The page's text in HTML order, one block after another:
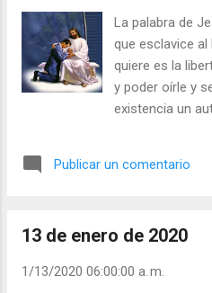
Evangelio en
siempre tuvo
no la detuvo
empresas. San
celestial.
deseaba la
Evangelio y Med...
La palabra de
que esclavice
quiere es la
y poder oírle y
existencia un
Eucaristía
de la
todo su poder
Publicar un comentario
13 de enero de 2020
1/13/2020 06:00:00 a. m.